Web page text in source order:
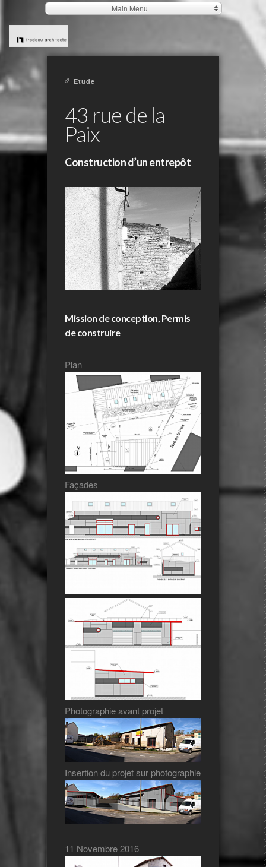
Main Menu
Etude
43 rue de la
Paix
Construction d’un entrepôt
Mission de conception, Permis
de construire
Plan
Façades
Photographie avant projet
Insertion du projet sur photographie
11 Novembre 2016